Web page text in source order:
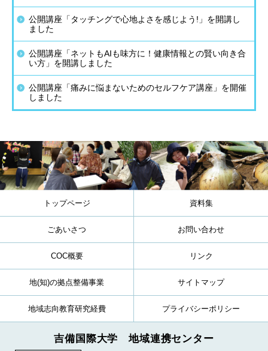
公開講座「タッチングで心地よさを感じよう!」を開講し
ました
公開講座「ネットもAIも味方に！健康情報との賢い向き合
い方」を開講しました
公開講座「痛みに悩まないためのセルフケア講座」を開催
しました
トップページ
ごあいさつ
COC概要
地(知)の拠点整備事業
地域志向教育研究経費
資料集
お問い合わせ
リンク
サイトマップ
プライバシーポリシー
吉備国際大学 地域連携センター